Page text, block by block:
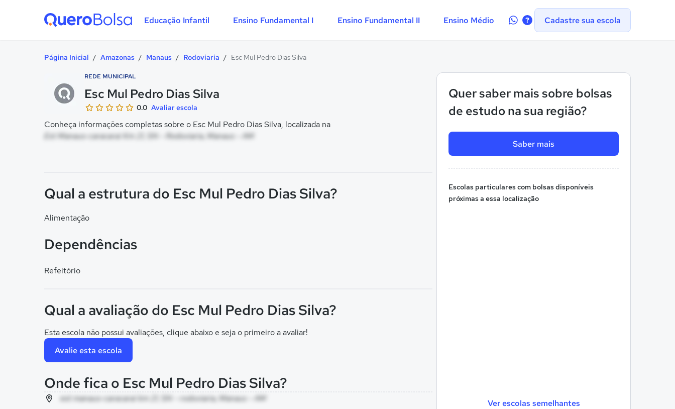
Educação Infantil Ensino Fundamental I Ensino Fundamental II Ensino Médio
Contate-Cadastre sua escola
Página Inicial / Amazonas / Manaus / Rodoviaria / Esc Mul Pedro Dias Silva
REDE MUNICIPAL
Esc Mul Pedro Dias Silva
0.0 Avaliar escola
Conheça informações completas sobre o Esc Mul Pedro Dias Silva, localizada na
Est Manaus-caracarai Km 21, SN - Rodoviaria, Manaus - AM
Quer saber mais sobre bolsas
de estudo na sua região?
Saber mais
Escolas particulares com bolsas disponíveis
próximas a essa localização
Ver escolas semelhantes
Qual a estrutura do Esc Mul Pedro Dias Silva?
Alimentação
Dependências
Refeitório
Qual a avaliação do Esc Mul Pedro Dias Silva?
Esta escola não possui avaliações, clique abaixo e seja o primeiro a avaliar!
Avalie esta escola
Onde fica o Esc Mul Pedro Dias Silva?
est manaus-caracarai km 21, SN - rodoviaria, Manaus - AM